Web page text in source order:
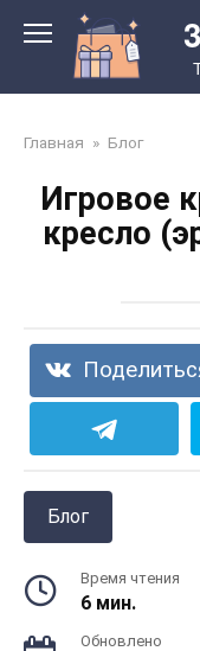
контенту
Главная » Блог
Игровое
кресло
Блог
Время чтения
6 мин.
Обновлено